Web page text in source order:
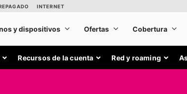
Recursos de la cuenta Red y roaming